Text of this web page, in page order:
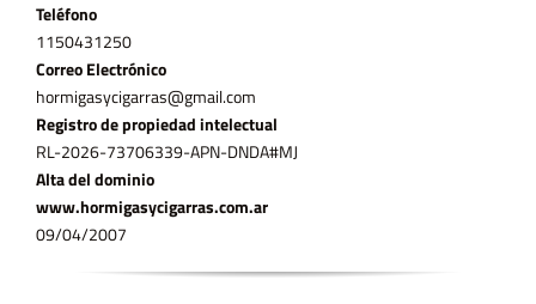
Teléfono
11­50431250
Correo Electrónico
hormigasycigarras@gmail.com
Registro de propiedad intelectual
RL-2026-73706339-APN-DNDA#MJ
Alta del dominio
www.hormigasycigarras.com.ar
09/04/2007